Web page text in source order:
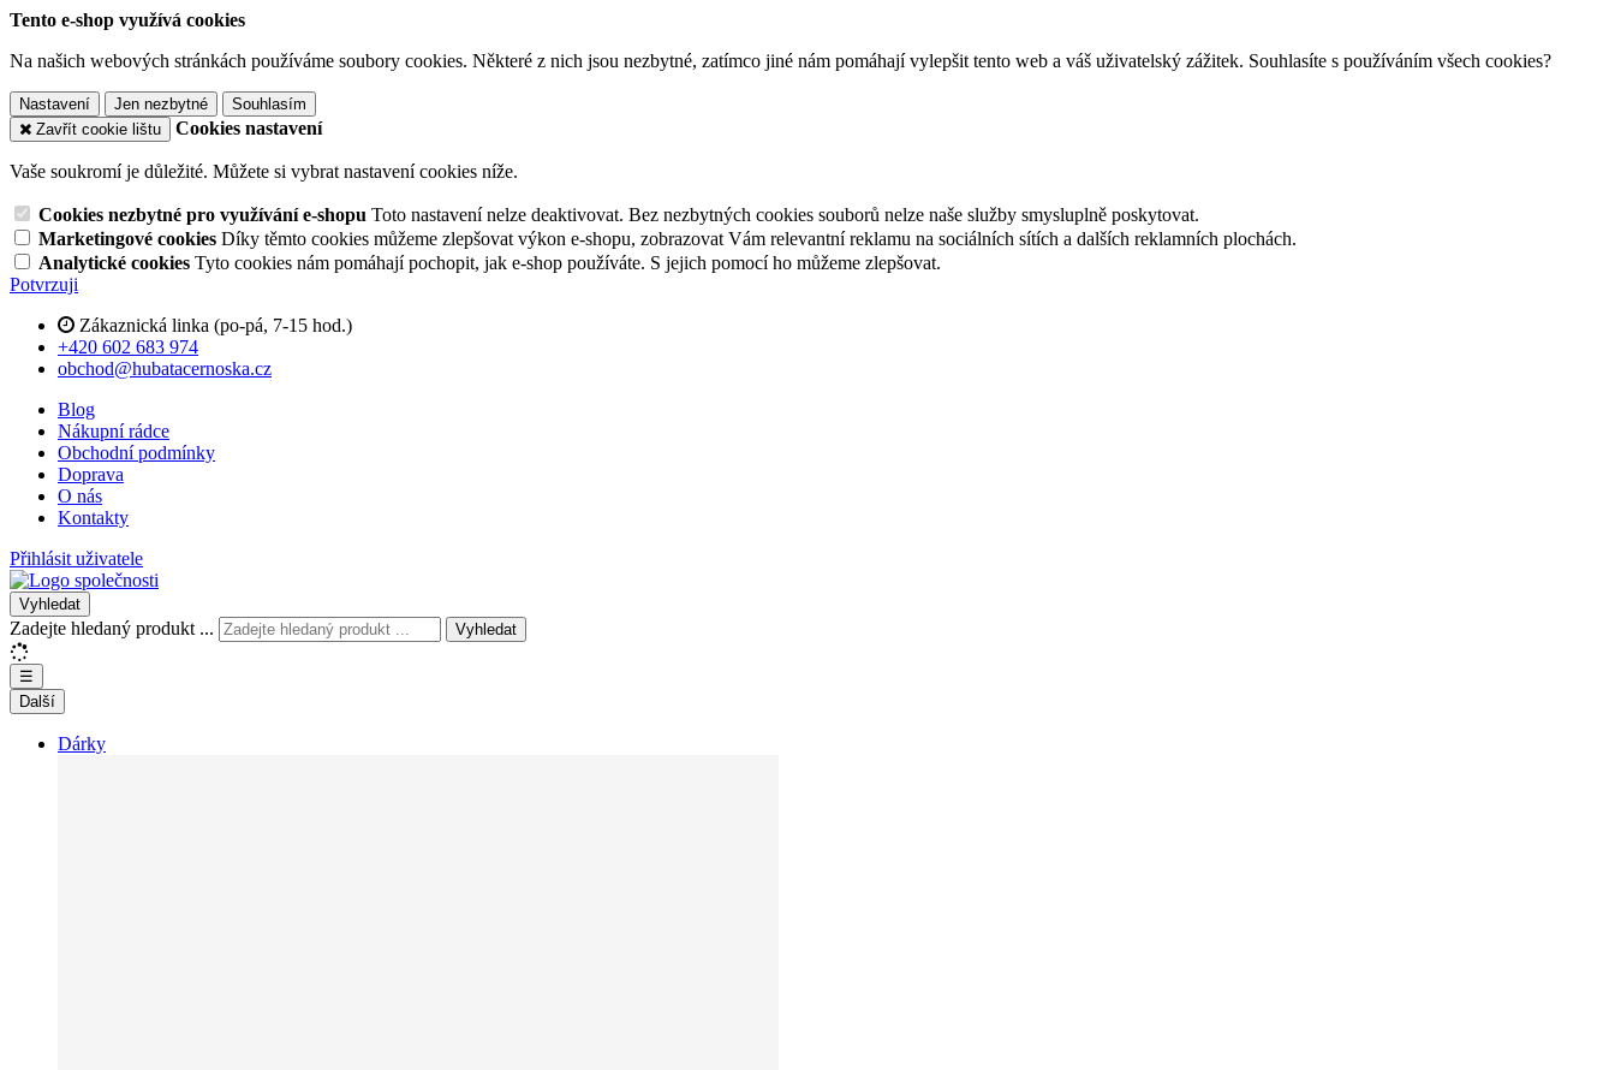
Tento e-shop využívá cookies
Na našich webových stránkách používáme soubory cookies. Některé z nich jsou nezbytné, zatímco jiné nám pomáhají vylepšit tento web a váš uživatelský zážitek. Souhlasíte s používáním všech cookies?
Nastavení Jen nezbytné
Souhlasím
Zavřít cookie lištu
Cookies nastavení
Vaše soukromí je důležité. Můžete si vybrat nastavení cookies níže.
Cookies nezbytné pro využívání e-shopu Toto nastavení nelze deaktivovat. Bez nezbytných cookies souborů nelze naše služby smysluplně poskytovat.
Marketingové cookies Díky těmto cookies můžeme zlepšovat výkon e-shopu, zobrazovat Vám relevantní reklamu na sociálních sítích a dalších reklamních plochách.
Analytické cookies Tyto cookies nám pomáhají pochopit, jak e-shop používáte. S jejich pomocí ho můžeme zlepšovat.
Potvrzuji
Zákaznická linka (po-pá, 7-15 hod.)
+420 602 683 974
obchod@hubatacernoska.cz
Blog
Nákupní rádce
Obchodní podmínky
Doprava
O nás
Kontakty
Přihlásit uživatele
Vyhledat
Zadejte hledaný produkt ... Vyhledat
☰
Další
Dárky